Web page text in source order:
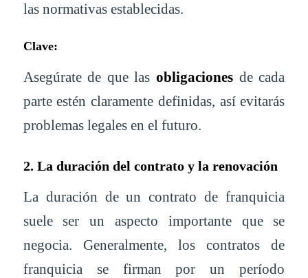
las normativas establecidas.
Clave:
Asegúrate de que lasobligaciones de cada
parte estén claramente definidas, así evitarás
problemas legales en el futuro.
2. La duración del contrato y la renovación
La duración de un contrato de franquicia
suele ser un aspecto importante que se
negocia. Generalmente, los contratos de
franquicia se firman por un período